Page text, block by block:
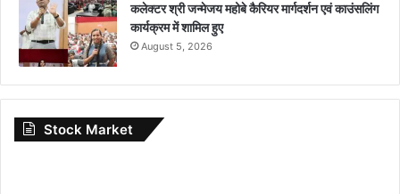
कलेक्टर श्री जन्मेजय महोबे कैरियर मार्गदर्शन एवं काउंसलिंग
कार्यक्रम में शामिल हुए
August 5, 2026
Stock Market